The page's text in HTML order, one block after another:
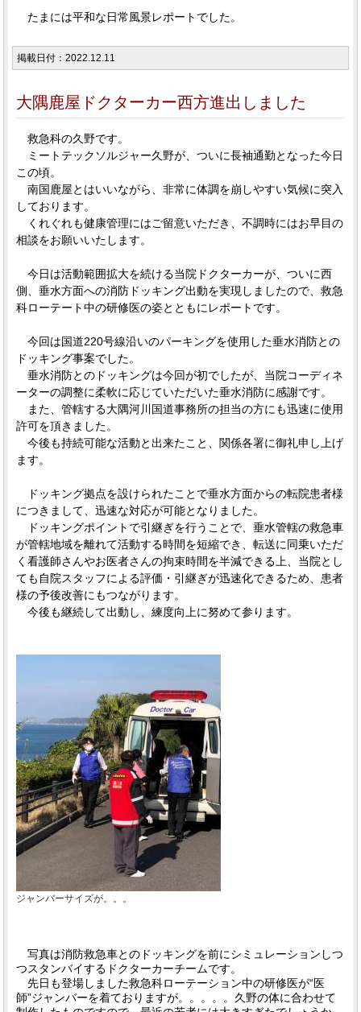
たまには平和な日常風景レポートでした。
掲載日付：2022.12.11
大隅鹿屋ドクターカー西方進出しました
救急科の久野です。
ミートテックソルジャー久野が、ついに長袖通勤となった今日
この頃。
南国鹿屋とはいいながら、非常に体調を崩しやすい気候に突入
しております。
くれぐれも健康管理にはご留意いただき、不調時にはお早目の
相談をお願いいたします。
今日は活動範囲拡大を続ける当院ドクターカーが、ついに西
側、垂水方面への消防ドッキング出動を実現しましたので、救急
科ローテート中の研修医の姿とともにレポートです。
今回は国道220号線沿いのパーキングを使用した垂水消防との
ドッキング事案でした。
垂水消防とのドッキングは今回が初でしたが、当院コーディネ
ーターの調整に柔軟に応じていただいた垂水消防に感謝です。
また、管轄する大隅河川国道事務所の担当の方にも迅速に使用
許可を頂きました。
今後も持続可能な活動と出来たこと、関係各署に御礼申し上げ
ます。
ドッキング拠点を設けられたことで垂水方面からの転院患者様
につきまして、迅速な対応が可能となりました。
ドッキングポイントで引継ぎを行うことで、垂水管轄の救急車
が管轄地域を離れて活動する時間を短縮でき、転送に同乗いただ
く看護師さんやお医者さんの拘束時間を半減できる上、当院とし
ても自院スタッフによる評価・引継ぎが迅速化できるため、患者
様の予後改善にもつながります。
今後も継続して出動し、練度向上に努めて参ります。
ジャンバーサイズが。。。
写真は消防救急車とのドッキングを前にシミュレーションしつ
つスタンバイするドクターカーチームです。
先日も登場しました救急科ローテーション中の研修医が“医
師”ジャンバーを着ておりますが。。。。。久野の体に合わせて